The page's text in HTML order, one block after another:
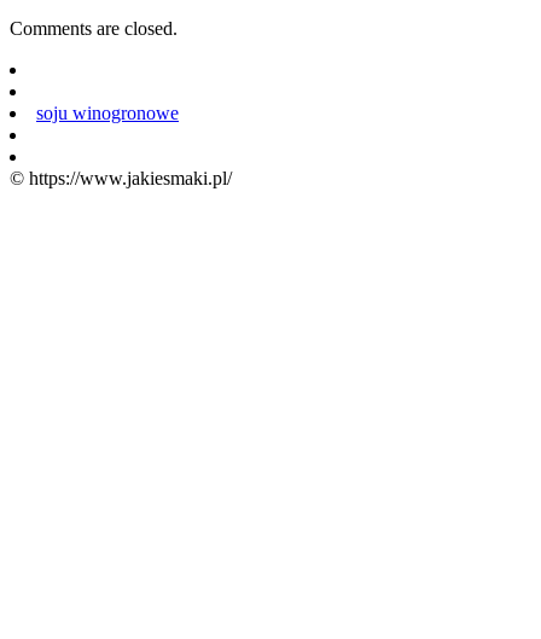
Comments are closed.
soju winogronowe
© https://www.jakiesmaki.pl/